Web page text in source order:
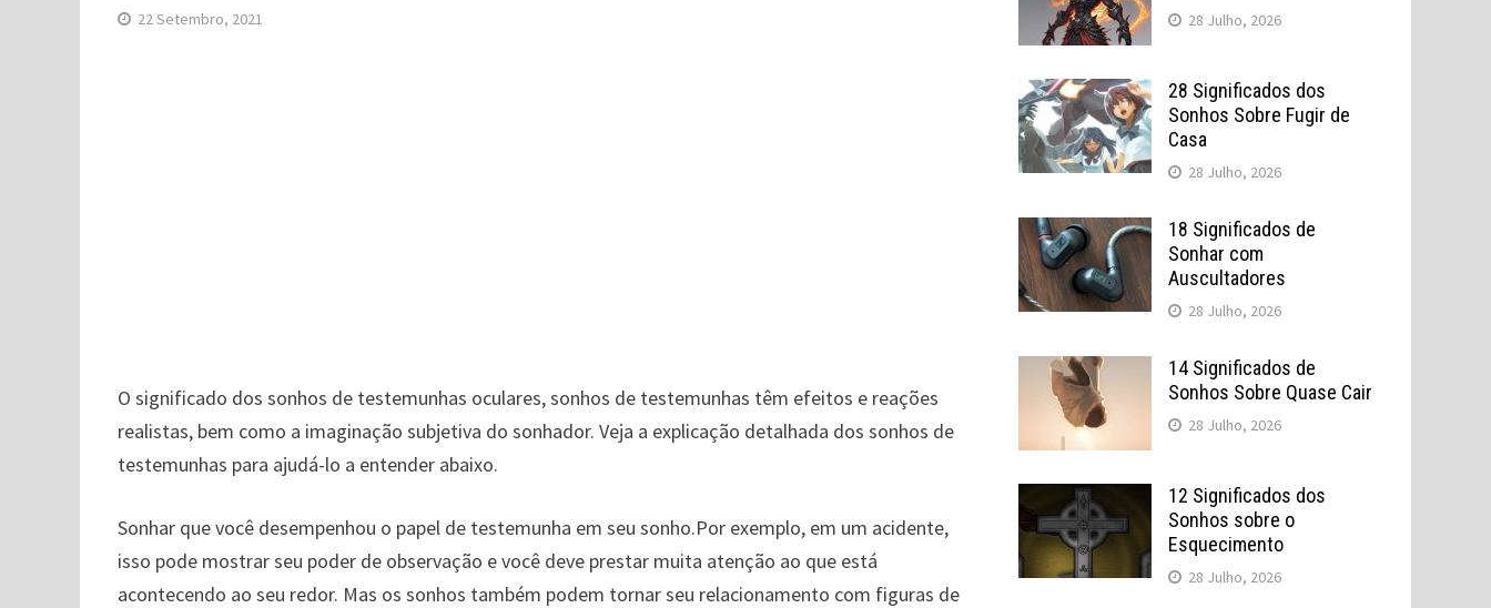
22 Setembro, 2021
O significado dos sonhos de testemunhas oculares, sonhos de testemunhas têm efeitos e reações
realistas, bem como a imaginação subjetiva do sonhador. Veja a explicação detalhada dos sonhos de
testemunhas para ajudá-lo a entender abaixo.
Sonhar que você desempenhou o papel de testemunha em seu sonho.Por exemplo, em um acidente,
isso pode mostrar seu poder de observação e você deve prestar muita atenção ao que está
acontecendo ao seu redor. Mas os sonhos também podem tornar seu relacionamento com figuras de
28 Julho, 2026
28 Significados dos
Sonhos Sobre Fugir de
Casa
28 Julho, 2026
18 Significados de
Sonhar com
Auscultadores
28 Julho, 2026
14 Significados de
Sonhos Sobre Quase Cair
28 Julho, 2026
12 Significados dos
Sonhos sobre o
Esquecimento
28 Julho, 2026